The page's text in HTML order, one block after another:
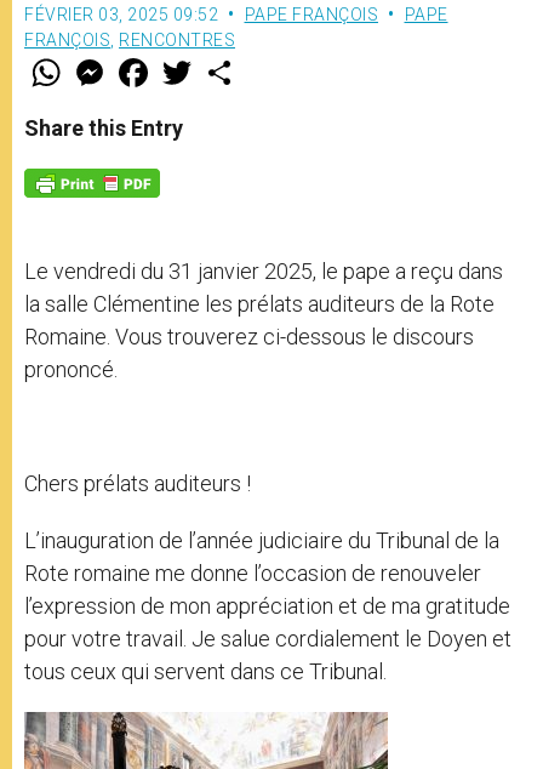
FÉVRIER 03, 2025 09:52 PAPE FRANÇOIS
PAPE
FRANÇOIS RENCONTRES
W
t
s
p
p
M
e
s
e
g
e
F
a
e
b
o
k
w
Share this Entry
Le vendredi du 31 janvier 2025, le pape a reçu dans
la salle Clémentine les prélats auditeurs de la Rote
Romaine. Vous trouverez ci-dessous le discours
prononcé.
Chers prélats auditeurs !
L’inauguration de l’année judiciaire du Tribunal de la
Rote romaine me donne l’occasion de renouveler
l’expression de mon appréciation et de ma gratitude
pour votre travail. Je salue cordialement le Doyen et
tous ceux qui servent dans ce Tribunal.